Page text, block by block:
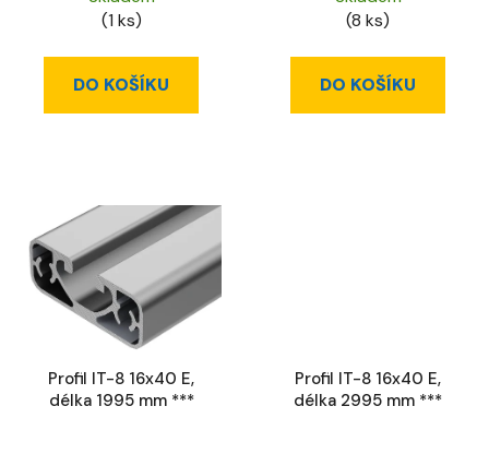
(1 ks)
DO KOŠÍKU
(8 ks)
DO KOŠÍKU
Profil IT-8 16x40 E,
délka 1995 mm ***
Profil IT-8 16x40 E,
délka 2995 mm ***